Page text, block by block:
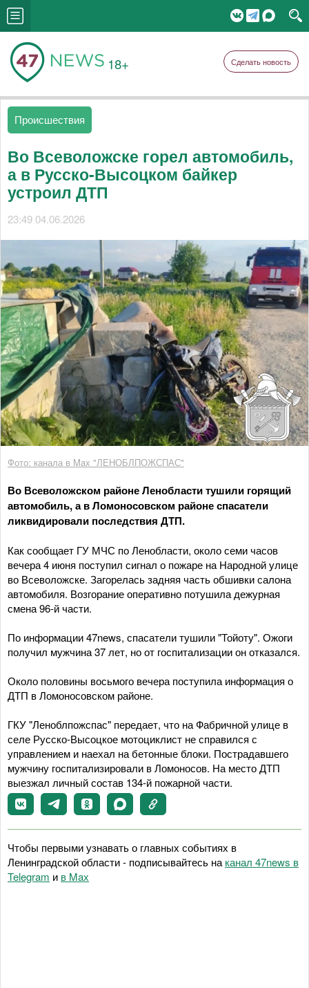
18+ Сделать новость
Происшествия
Во Всеволожске горел автомобиль,
а в Русско-Высоцком байкер
устроил ДТП
23:49 04.06.2026
Фото: канала в Max "ЛЕНОБЛПОЖСПАС"
Во Всеволожском районе Ленобласти тушили горящий
автомобиль, а в Ломоносовском районе спасатели
ликвидировали последствия ДТП.
Как сообщает ГУ МЧС по Ленобласти, около семи часов
вечера 4 июня поступил сигнал о пожаре на Народной улице
во Всеволожске. Загорелась задняя часть обшивки салона
автомобиля. Возгорание оперативно потушила дежурная
смена 96-й части.
По информации 47news, спасатели тушили "Тойоту". Ожоги
получил мужчина 37 лет, но от госпитализации он отказался.
Около половины восьмого вечера поступила информация о
ДТП в Ломоносовском районе.
ГКУ "Леноблпожспас" передает, что на Фабричной улице в
селе Русско-Высоцкое мотоциклист не справился с
управлением и наехал на бетонные блоки. Пострадавшего
мужчину госпитализировали в Ломоносов. На место ДТП
выезжал личный состав 134-й пожарной части.
Чтобы первыми узнавать о главных событиях в
Ленинградской области - подписывайтесь на канал 47news в
Telegram и в Maх